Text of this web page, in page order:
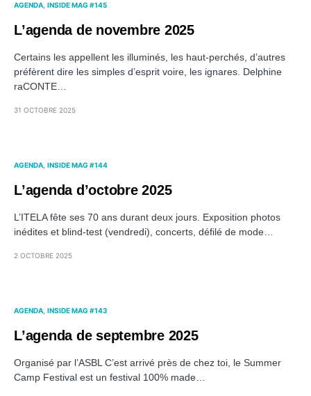
AGENDA INSIDE MAG #145
L’agenda de novembre 2025
Certains les appellent les illuminés, les haut-perchés, d’autres
préfèrent dire les simples d’esprit voire, les ignares. Delphine
raCONTE…
31 OCTOBRE 2025
AGENDA INSIDE MAG #144
L’agenda d’octobre 2025
L’ITELA fête ses 70 ans durant deux jours. Exposition photos
inédites et blind-test (vendredi), concerts, défilé de mode…
2 OCTOBRE 2025
AGENDA INSIDE MAG #143
L’agenda de septembre 2025
Organisé par l’ASBL C’est arrivé près de chez toi, le Summer
Camp Festival est un festival 100% made…